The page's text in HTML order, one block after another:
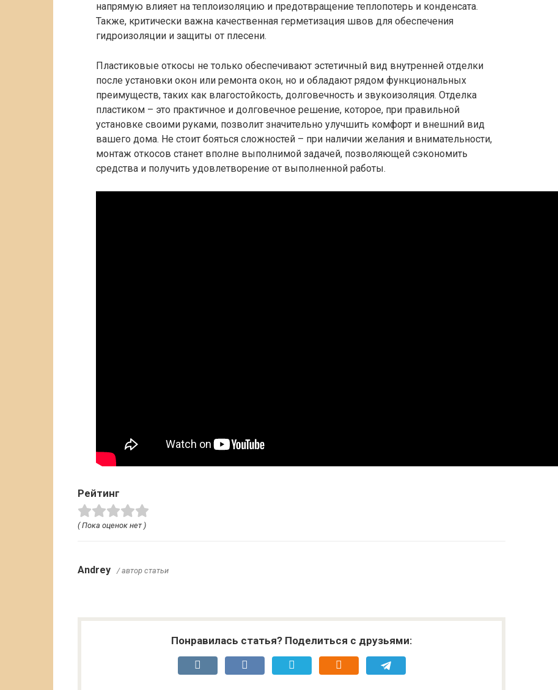
напрямую влияет на теплоизоляцию и предотвращение теплопотерь и конденсата.
Также, критически важна качественная герметизация швов для обеспечения
гидроизоляции и защиты от плесени.
Пластиковые откосы не только обеспечивают эстетичный вид внутренней отделки
после установки окон или ремонта окон, но и обладают рядом функциональных
преимуществ, таких как влагостойкость, долговечность и звукоизоляция. Отделка
пластиком – это практичное и долговечное решение, которое, при правильной
установке своими руками, позволит значительно улучшить комфорт и внешний вид
вашего дома. Не стоит бояться сложностей – при наличии желания и внимательности,
монтаж откосов станет вполне выполнимой задачей, позволяющей сэкономить
средства и получить удовлетворение от выполненной работы.
Рейтинг
( Пока оценок нет )
Andrey / автор статьи
Понравилась статья? Поделиться с друзьями: